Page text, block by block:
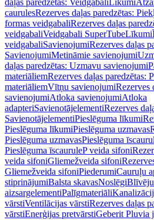
daļas paredzētas: Veidgabali Līkumi
caurulesRezerves daļas paredzētas:
formas veidgabaliRezerves daļas
veidgabaliVeidgabali SuperTubeLīkumi
veidgabaliSavienojumiRezerves daļas
SavienojumiMetināmie savienojumi
daļas paredzētas: Uzmavu savienojumi
materiāliemRezerves daļas paredzētas:
materiāliemVītņu savienojumiRezerves
savienojumiAtloka savienojumiAtloka
adapteriSavienotājelementiRezerves
SavienotājelementiPieslēguma līkumi
Pieslēguma līkumiPieslēguma uzmavas
Pieslēguma uzmavasPieslēguma
Pieslēguma īscauruleP veida sifoni
veida sifoniGliemežveida sifoni
Gliemežveida sifoniPiederumiCauruļu
stiprinājumiBalsta skavasNoslēgi
aizsargelementiPalīgmateriāli
vārstiVentilācijas vārstiRezerves daļas
vārstiEnerģijas pretvārstiGeberit Pluvia